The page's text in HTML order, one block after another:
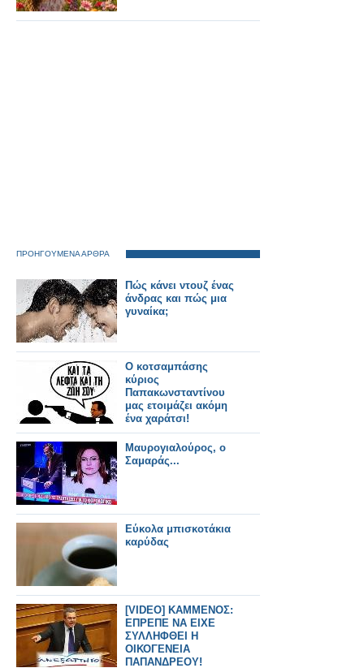
ΠΡΟΗΓΟΥΜΕΝΑ ΑΡΘΡΑ
Πώς κάνει ντουζ ένας
άνδρας και πώς μια
γυναίκα;
O κοτσαμπάσης
κύριος
Παπακωνσταντίνου
μας ετοιμάζει ακόμη
ένα χαράτσι!
Μαυρογιαλούρος, ο
Σαμαράς...
Εύκολα μπισκοτάκια
καρύδας
[VIDEO] ΚΑΜΜΕΝΟΣ:
ΕΠΡΕΠΕ ΝΑ ΕΙΧΕ
ΣΥΛΛΗΦΘΕΙ Η
ΟΙΚΟΓΕΝΕΙΑ
ΠΑΠΑΝΔΡΕΟΥ!